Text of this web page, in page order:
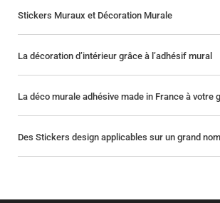
Stickers Muraux et Décoration Murale
La décoration d’intérieur grâce à l’adhésif mural
La déco murale adhésive made in France à votre
Des Stickers design applicables sur un grand